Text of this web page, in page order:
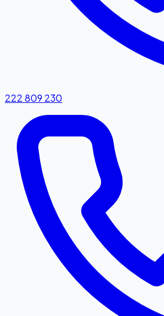
222 809 230